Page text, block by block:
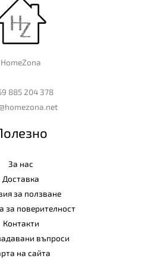
HomeZona
885 204 378
За нас
Доставка
за ползване
за поверителност
Контакти
въпроси
на сайта